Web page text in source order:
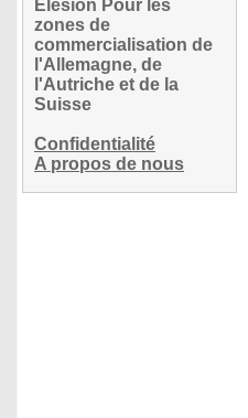
Elesion Pour les
zones de
commercialisation de
l'Allemagne, de
l'Autriche et de la
Suisse
Confidentialité
A propos de nous